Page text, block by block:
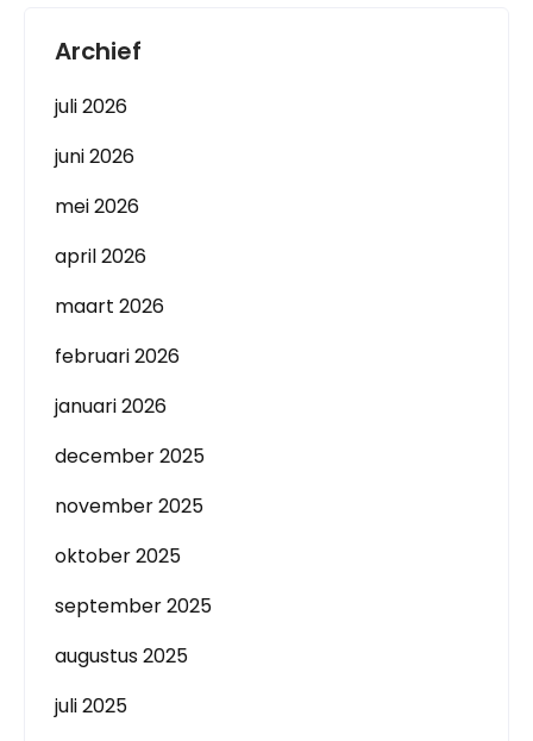
Archief
juli 2026
juni 2026
mei 2026
april 2026
maart 2026
februari 2026
januari 2026
december 2025
november 2025
oktober 2025
september 2025
augustus 2025
juli 2025